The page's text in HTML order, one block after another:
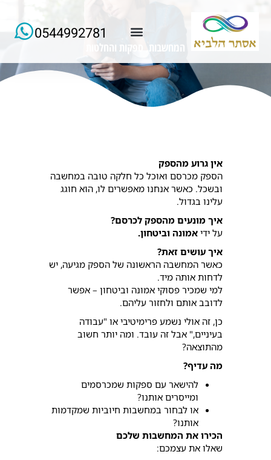
0544992781
למידע ורישום של הרצאות החודש
המחשבות, ספקות והחלטות
אין גרוע מהספק
הספק מכרסם ואוכל כל חלקה טובה במחשבה
ובשכל. כאשר אנחנו מאפשרים לו, הוא חוגג
עלינו בגדול.
איך מונעים מהספק לכרסם?
על ידי אמונה וביטחון.
איך עושים זאת?
כאשר המחשבה הראשונה של הספק מגיעה, יש
לדחות אותה מיד.
למי שמכיר פסוקי אמונה וביטחון – אפשר
לדובב אותם ולחזור עליהם.
כן, זה אולי נשמע פרימיטיבי או "עבודה
בעיניים," אבל זה עובד. ומה יותר חשוב
מהתוצאה?
מה עדיף?
להישאר עם ספקות שמכרסמים
ומייסרים אותנו?
או לבחור במחשבות חיוביות שמקדמות
אותנו?
הכירו את המחשבות שלכם
שאלו את עצמכם: